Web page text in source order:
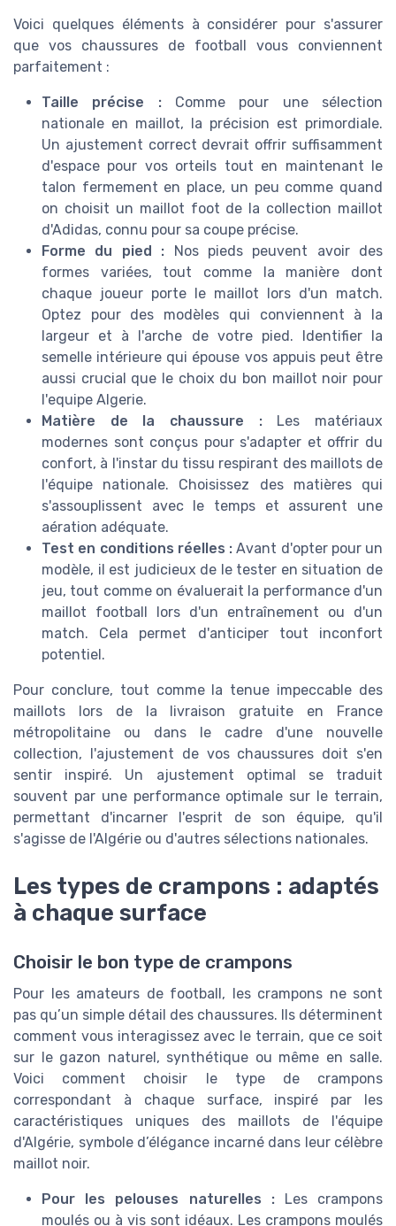
Voici quelques éléments à considérer pour s'assurer
que vos chaussures de football vous conviennent
parfaitement :
Taille précise :Comme pour une sélection
nationale en maillot, la précision est primordiale.
Un ajustement correct devrait offrir suffisamment
d'espace pour vos orteils tout en maintenant le
talon fermement en place, un peu comme quand
on choisit un maillot foot de la collection maillot
d'Adidas, connu pour sa coupe précise.
Forme du pied : Nos pieds peuvent avoir des
formes variées, tout comme la manière dont
chaque joueur porte le maillot lors d'un match.
Optez pour des modèles qui conviennent à la
largeur et à l'arche de votre pied. Identifier la
semelle intérieure qui épouse vos appuis peut être
aussi crucial que le choix du bon maillot noir pour
l'equipe Algerie.
Matière de la chaussure :Les matériaux
modernes sont conçus pour s'adapter et offrir du
confort, à l'instar du tissu respirant des maillots de
l'équipe nationale. Choisissez des matières qui
s'assouplissent avec le temps et assurent une
aération adéquate.
Test en conditions réelles : Avant d'opter pour un
modèle, il est judicieux de le tester en situation de
jeu, tout comme on évaluerait la performance d'un
maillot football lors d'un entraînement ou d'un
match. Cela permet d'anticiper tout inconfort
potentiel.
Pour conclure, tout comme la tenue impeccable des
maillots lors de la livraison gratuite en France
métropolitaine ou dans le cadre d'une nouvelle
collection, l'ajustement de vos chaussures doit s'en
sentir inspiré. Un ajustement optimal se traduit
souvent par une performance optimale sur le terrain,
permettant d'incarner l'esprit de son équipe, qu'il
s'agisse de l'Algérie ou d'autres sélections nationales.
Les types de crampons : adaptés
à chaque surface
Choisir le bon type de crampons
Pour les amateurs de football, les crampons ne sont
pas qu’un simple détail des chaussures. Ils déterminent
comment vous interagissez avec le terrain, que ce soit
sur le gazon naturel, synthétique ou même en salle.
Voici comment choisir le type de crampons
correspondant à chaque surface, inspiré par les
caractéristiques uniques des maillots de l'équipe
d'Algérie, symbole d’élégance incarné dans leur célèbre
maillot noir.
Pour les pelouses naturelles :Les crampons
moulés ou à vis sont idéaux. Les crampons moulés